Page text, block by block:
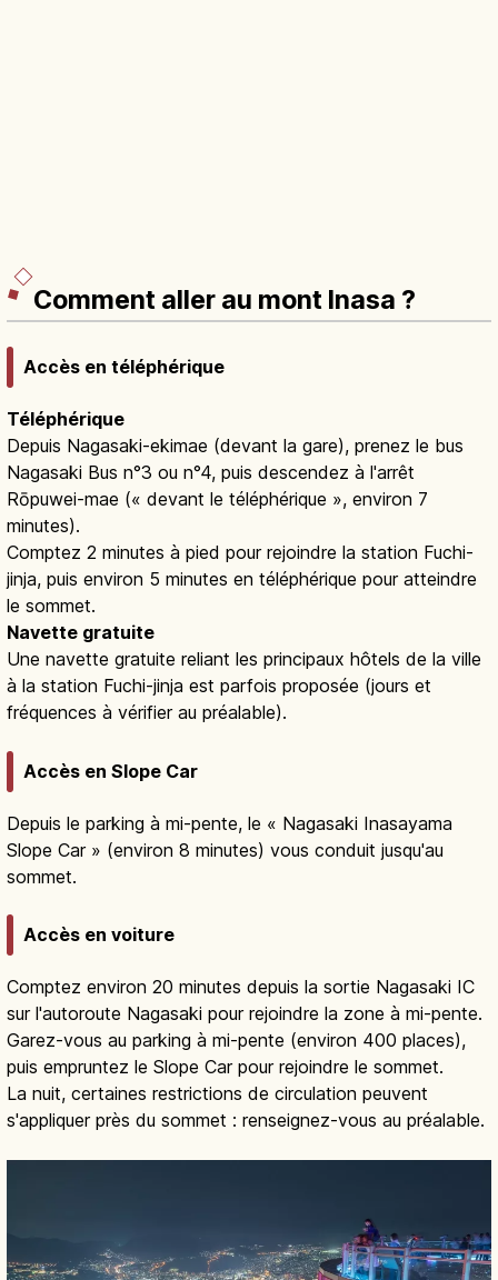
Comment aller au mont Inasa ?
Accès en téléphérique
Téléphérique
Depuis Nagasaki-ekimae (devant la gare), prenez le bus
Nagasaki Bus n°3 ou n°4, puis descendez à l'arrêt
Rōpuwei-mae (« devant le téléphérique », environ 7
minutes).
Comptez 2 minutes à pied pour rejoindre la station Fuchi-
jinja, puis environ 5 minutes en téléphérique pour atteindre
le sommet.
Navette gratuite
Une navette gratuite reliant les principaux hôtels de la ville
à la station Fuchi-jinja est parfois proposée (jours et
fréquences à vérifier au préalable).
Accès en Slope Car
Depuis le parking à mi-pente, le « Nagasaki Inasayama
Slope Car » (environ 8 minutes) vous conduit jusqu'au
sommet.
Accès en voiture
Comptez environ 20 minutes depuis la sortie Nagasaki IC
sur l'autoroute Nagasaki pour rejoindre la zone à mi-pente.
Garez-vous au parking à mi-pente (environ 400 places),
puis empruntez le Slope Car pour rejoindre le sommet.
La nuit, certaines restrictions de circulation peuvent
s'appliquer près du sommet : renseignez-vous au préalable.